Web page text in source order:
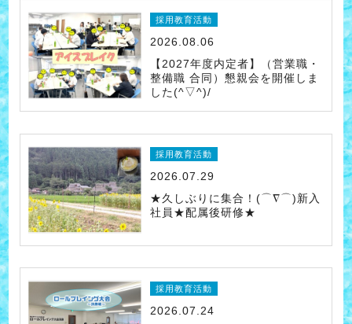
採用教育活動
2026.08.06
【2027年度内定者】（営業職・
整備職 合同）懇親会を開催しま
した(^▽^)/
採用教育活動
2026.07.29
★久しぶりに集合！(⌒∇⌒)新入
社員★配属後研修★
採用教育活動
2026.07.24